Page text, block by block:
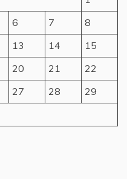
6 7
8
13 14
15
20 21
22
27 28
29